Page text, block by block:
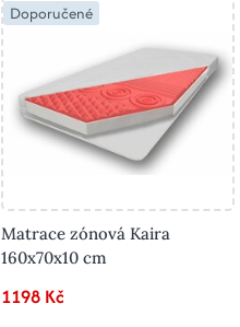
Doporučené
Matrace zónová Kaira
160x70x10 cm
1198 Kč